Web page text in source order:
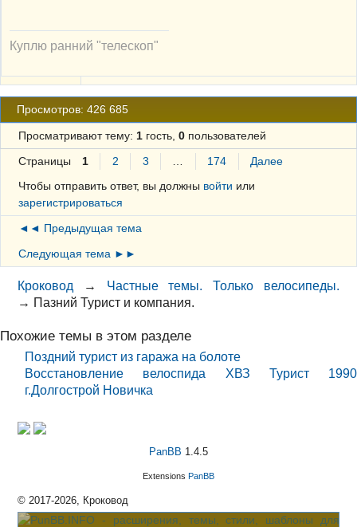
Куплю ранний "телескоп"
Просмотров: 426 685
Просматривают тему: 1гость, 0пользователей
Страницы 1 2 3 … 174
Далее
Чтобы отправить ответ, вы должны войти или
зарегистрироваться
◄◄ Предыдущая тема
Следующая тема ►►
Кроковод → Частные темы. Только велосипеды.
→ Пазний Турист и компания.
Похожие темы в этом разделе
Поздний турист из гаража на болоте
Восстановление велоспида ХВЗ Турист 1990
г.Долгострой Новичка
PanBB 1.4.5
Extensions PanBB
© 2017-2026, Кроковод